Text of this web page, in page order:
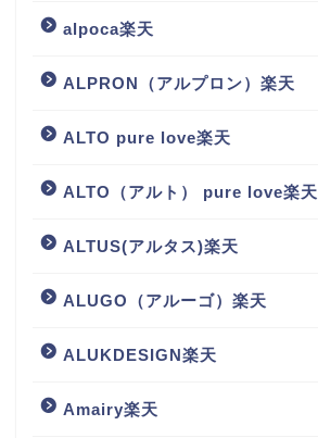
alpoca楽天
ALPRON（アルプロン）楽天
ALTO pure love楽天
ALTO（アルト） pure love楽天
ALTUS(アルタス)楽天
ALUGO（アルーゴ）楽天
ALUKDESIGN楽天
Amairy楽天